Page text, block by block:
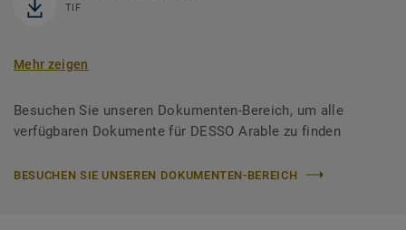
TIF
Mehr zeigen
Besuchen Sie unseren Dokumenten-Bereich, um alle
verfügbaren Dokumente für DESSO Arable zu finden
BESUCHEN SIE UNSEREN DOKUMENTEN-BEREICH